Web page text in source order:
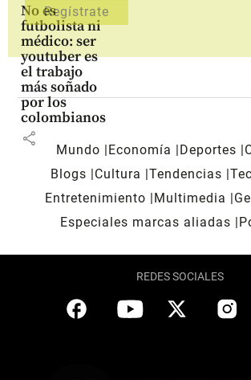
No es
futbolista ni
médico: ser
youtuber es
el trabajo
más soñado
por los
colombianos
share
Mundo Economía Deportes
Blogs
Cultura Tendencias
Entretenimiento
Multimedia
Especiales marcas aliadas
REDES SOCIALES